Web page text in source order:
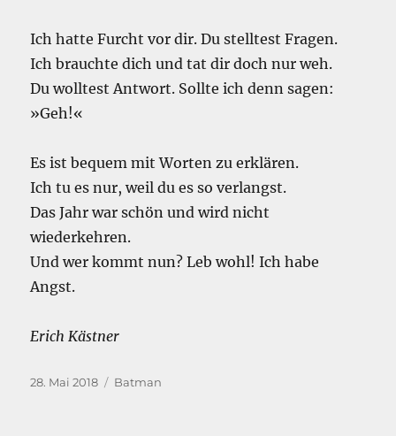
Ich hatte Furcht vor dir. Du stelltest Fragen.
Ich brauchte dich und tat dir doch nur weh.
Du wolltest Antwort. Sollte ich denn sagen:
»Geh!«
Es ist bequem mit Worten zu erklären.
Ich tu es nur, weil du es so verlangst.
Das Jahr war schön und wird nicht
wiederkehren.
Und wer kommt nun? Leb wohl! Ich habe
Angst.
Erich Kästner
Veröffentlicht
28. Mai 2018 Kategorien
Batman